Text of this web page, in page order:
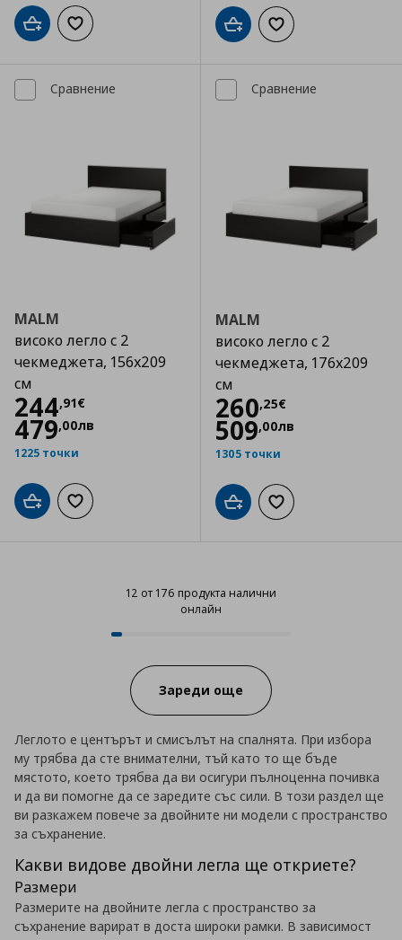
Добави в кошницата
Добави към списъка с любимиДобави в кошницата
Добави към
Сравнение
MALM
високо легло с 2
чекмеджета, 156x209
см
244,91€
Цена
479,00лв
1225 точки
Добави в кошницата
Добави към списъка с любими
Сравнение
MALM
високо легло с 2
чекмеджета, 176x209
см
260,25€
Цена
509,00лв
1305 точки
Добави в кошницата
Добави към
12 от 176 продукта налични
онлайн
12 от 176 продукта налични
Progress:
Зареди още
Леглото е центърът и смисълът на спалнята. При избора
му трябва да сте внимателни, тъй като то ще бъде
мястото, което трябва да ви осигури пълноценна почивка
и да ви помогне да се заредите със сили. В този раздел ще
ви разкажем повече за двойните ни модели с пространство
за съхранение.
Какви видове двойни легла ще откриете?
Размери
Размерите на двойните легла с пространство за
съхранение варират в доста широки рамки. В зависимост